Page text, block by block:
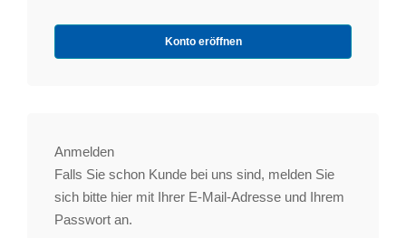
Konto eröffnen
Anmelden
Falls Sie schon Kunde bei uns sind, melden Sie
sich bitte hier mit Ihrer E-Mail-Adresse und Ihrem
Passwort an.